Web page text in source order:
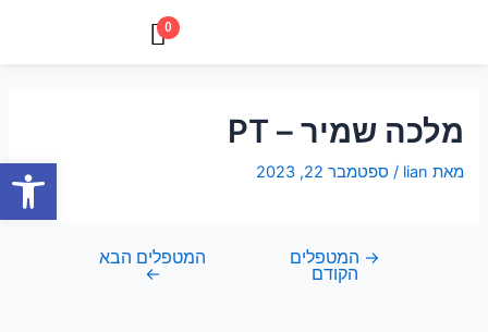
0
מלכה שמיר – PT
מאת lian
/ ספטמבר 22, 2023
→ המטפלים
הקודם
המטפלים הבא
←
פתח